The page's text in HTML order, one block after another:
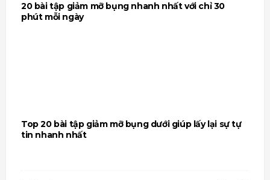
20 bài tập giảm mỡ bụng nhanh nhất với chỉ 30
phút mỗi ngày
Top 20 bài tập giảm mỡ bụng dưới giúp lấy lại sự tự
tin nhanh nhất